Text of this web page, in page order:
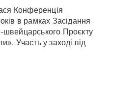
Конференція
в рамках Засідання
швейцарського Проєкту
Участь у заході від